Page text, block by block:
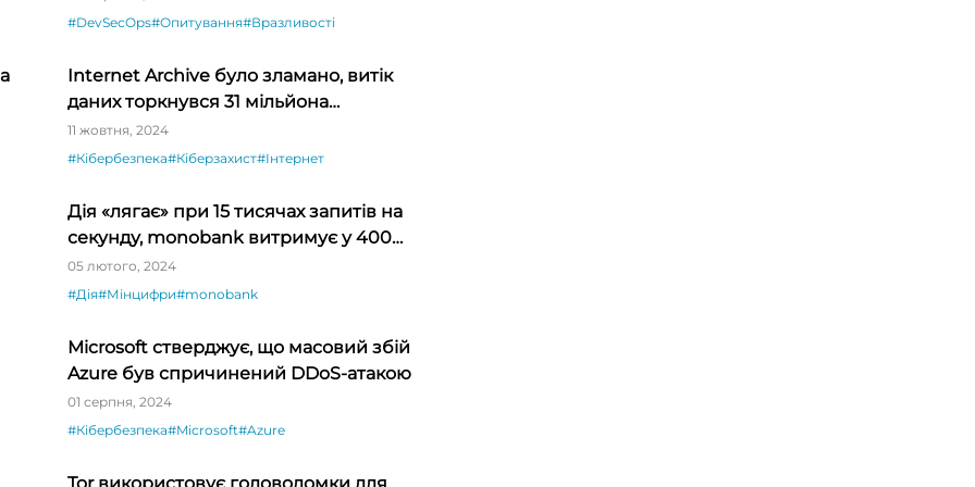
#DevSecOps#Опитування#Вразливості
Internet Archive було зламано, витік
даних торкнувся 31 мільйона
користувачів
11 жовтня, 2024
#Кібербезпека#Кіберзахист#Інтернет
Дія «лягає» при 15 тисячах запитів на
секунду, monobank витримує у 400
разів більше
05 лютого, 2024
#Дія#Мінцифри#monobank
Microsoft стверджує, що масовий збій
Azure був спричинений DDoS-атакою
01 серпня, 2024
#Кібербезпека#Microsoft#Azure